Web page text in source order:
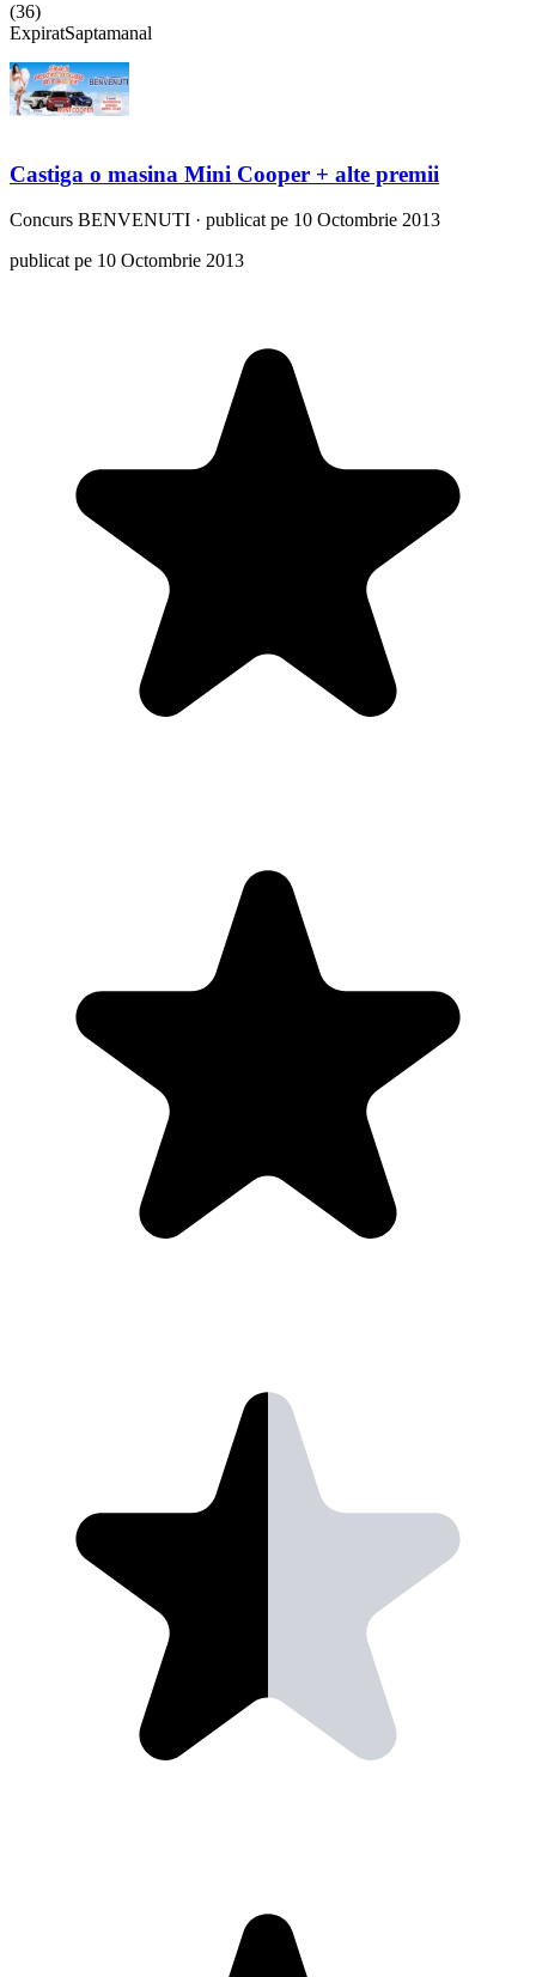
(36)
ExpiratSaptamanal
Castiga o masina Mini Cooper + alte premii
Concurs BENVENUTI · publicat pe 10 Octombrie 2013
publicat pe 10 Octombrie 2013